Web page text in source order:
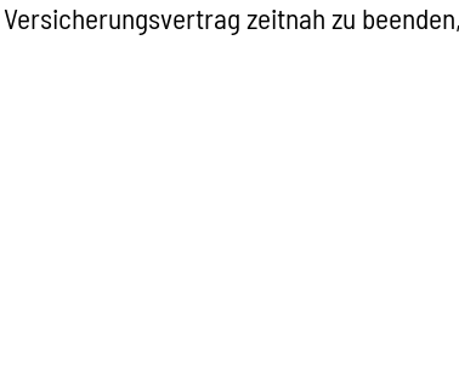
sicherungsvertrag zeitnah zu beenden